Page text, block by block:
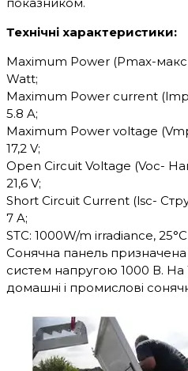
Технічні характеристики:
Maximum Power (Pmax-
Watt;
Maximum Power current
5.8 A;
Maximum Power voltage
17,2 V;
Open Circuit Voltage (Voc-
21,6 V;
Short Circuit Current (lsc-
7 A;
STC: 1000W/m irradiance,
Сонячна панель
систем напругою 1000 В. На
домашні і промислові